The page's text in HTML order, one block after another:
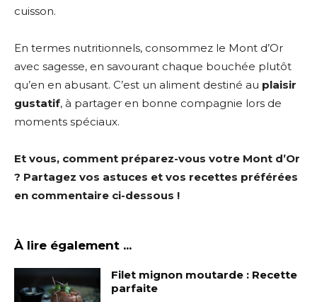
cuisson.
En termes nutritionnels, consommez le Mont d’Or
avec sagesse, en savourant chaque bouchée plutôt
qu’en en abusant. C’est un aliment destiné au plaisir
gustatif, à partager en bonne compagnie lors de
moments spéciaux.
Et vous, comment préparez-vous votre Mont d’Or
? Partagez vos astuces et vos recettes préférées
en commentaire ci-dessous !
À lire également ...
Filet mignon moutarde : Recette
parfaite